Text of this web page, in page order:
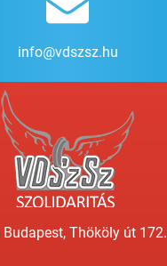
info@vdszsz.hu
Budapest, Thököly út 172.